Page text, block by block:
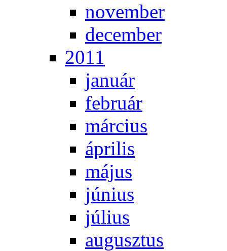
no­vem­ber
de­cem­ber
2011
ja­nu­ár
feb­ru­ár
már­ci­us
áp­ri­lis
má­jus
jú­ni­us
jú­li­us
au­gusz­tus